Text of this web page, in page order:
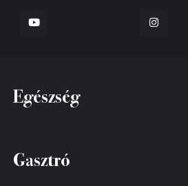
Egészség
Gasztró